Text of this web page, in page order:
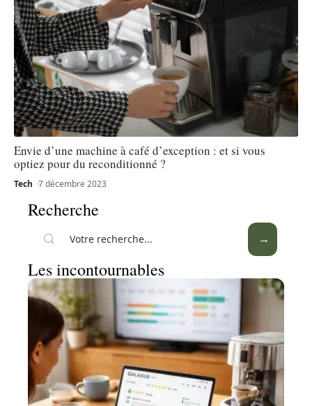
Envie d’une machine à café d’exception : et si vous
optiez pour du reconditionné ?
Tech 7 décembre 2023
Recherche
Les incontournables